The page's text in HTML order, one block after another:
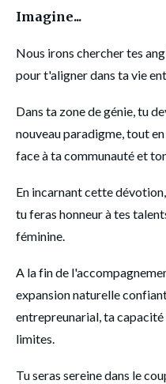
Imagine...
Nous irons chercher tes
pour t'aligner dans ta vie
Dans ta zone de génie, tu
nouveau paradigme, tout
face à ta communauté et
En incarnant cette
tu feras honneur à tes
féminine.
A la fin de
expansion naturelle
entrepreunarial, ta capacité
limites.
Tu seras sereine dans le